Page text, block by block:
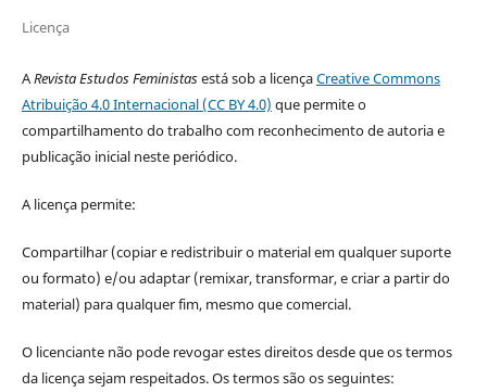
Licença
ARevista Estudos Feministasestá sob a licençaCreative Commons
Atribuição 4.0 Internacional (CC BY 4.0) que permite o
compartilhamento do trabalho com reconhecimento de autoria e
publicação inicial neste periódico.
A licença permite:
Compartilhar (copiar e redistribuir o material em qualquer suporte
ou formato) e/ou adaptar (remixar, transformar, e criar a partir do
material) para qualquer fim, mesmo que comercial.
O licenciante não pode revogar estes direitos desde que os termos
da licença sejam respeitados. Os termos são os seguintes: